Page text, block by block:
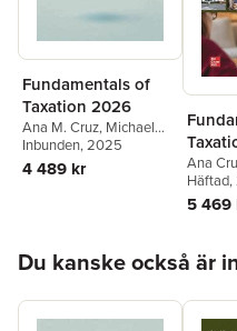
Fundamentals of
Taxation 2026
Ana M. Cruz, Michael
DesChamps
Inbunden, 2025
4 489 kr Ana
Häftad,
5 469
Du kanske också är